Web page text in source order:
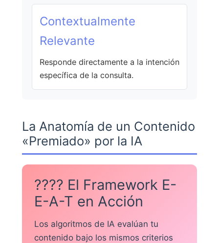
Contextualmente
Relevante
Responde directamente a la intención
específica de la consulta.
La Anatomía de un Contenido
«Premiado» por la IA
???? El Framework E-
E-A-T en Acción
Los algoritmos de IA evalúan tu
contenido bajo los mismos criterios